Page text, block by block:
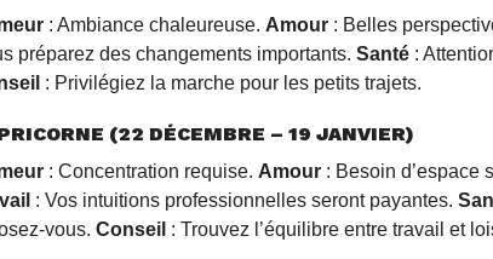
: Ambiance chaleureuse. Amour : Belles
préparez des changements importants. Santé :
: Privilégiez la marche pour les petits trajets.
(22 DÉCEMBRE – 19 JANVIER)
: Concentration requise. Amour : Besoin d’espace
: Vos intuitions professionnelles seront payantes.
vous. Conseil : Trouvez l’équilibre entre travail et